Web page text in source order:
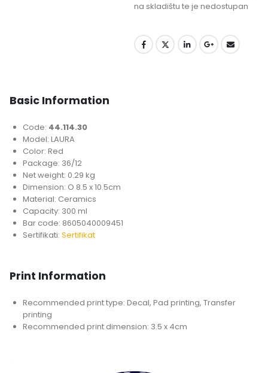
na skladištu te je nedostupan
Basic Information
Code: 44.114.30
Model: LAURA
Color: Red
Package: 36/12
Net weight: 0.29 kg
Dimension: O 8.5 x 10.5cm
Material: Ceramics
Capacity: 300 ml
Bar code: 8605040009451
Sertifikati:Sertifikat
Print Information
Recommended print type: Decal, Pad printing, Transfer
printing
Recommended print dimension: 3.5 x 4cm